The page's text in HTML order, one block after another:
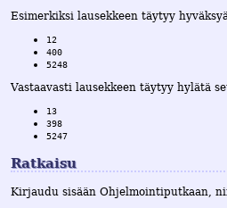
Esimerkiksi lausekkeen täytyy
12
400
5248
Vastaavasti lausekkeen täytyy hylätä
13
398
5247
Ratkaisu
Kirjaudu sisään Ohjelmointiputkaan,